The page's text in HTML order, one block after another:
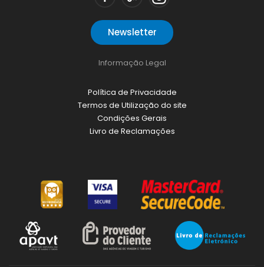
Newsletter
Informação Legal
Política de Privacidade
Termos de Utilização do site
Condições Gerais
Livro de Reclamações